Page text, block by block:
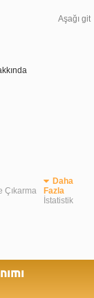
Aşağı git
Çıkarma
Daha
Fazla
İstatistik